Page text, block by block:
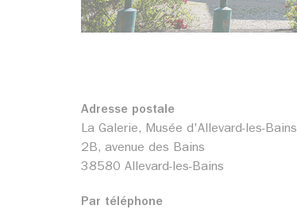
Adresse postale
La Galerie, Musée d'Allevard-les-Bains
2B, avenue des Bains
38580 Allevard-les-Bains
Par téléphone